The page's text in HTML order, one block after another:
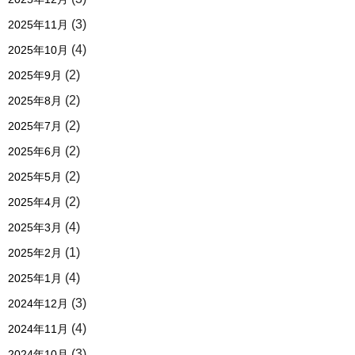
2025年11月 (3)
2025年10月 (4)
2025年9月 (2)
2025年8月 (2)
2025年7月 (2)
2025年6月 (2)
2025年5月 (2)
2025年4月 (2)
2025年3月 (4)
2025年2月 (1)
2025年1月 (4)
2024年12月 (3)
2024年11月 (4)